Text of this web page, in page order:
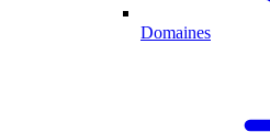
Domaines